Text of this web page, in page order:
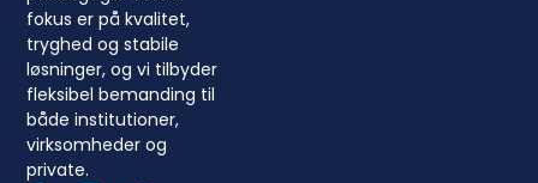
fokus er på kvalitet,
tryghed og stabile
løsninger, og vi tilbyder
fleksibel bemanding til
både institutioner,
virksomheder og
private.